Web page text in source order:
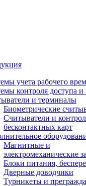
учета рабочего
контроля доступа
и терминалы
Биометрические
Считыватели и
бесконтактных карт
Магнитные и
электромеханические
Блоки питания,
Дверные доводчики
Турникеты и